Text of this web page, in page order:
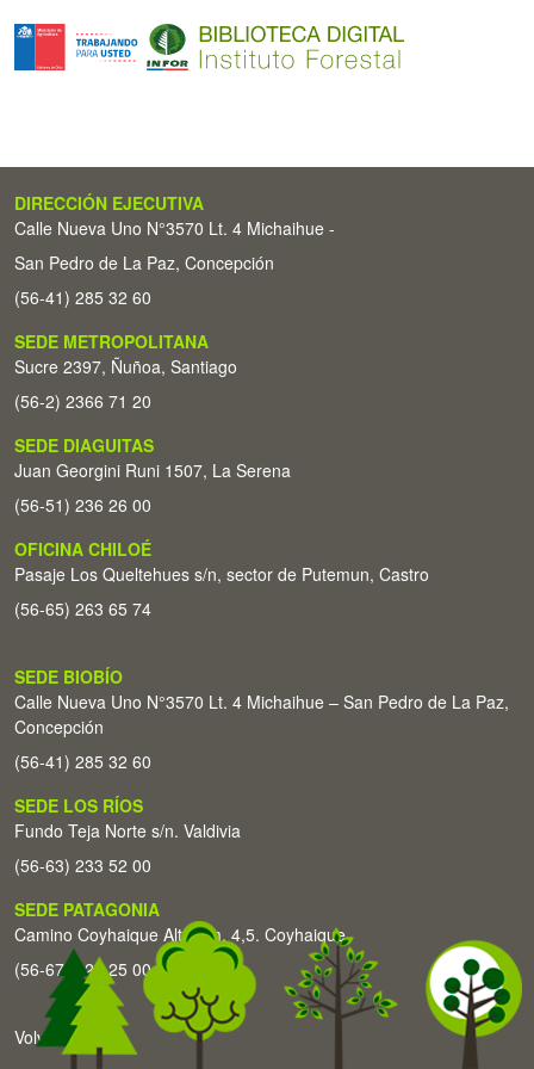
DIRECCIÓN EJECUTIVA
Calle Nueva Uno N°3570 Lt. 4 Michaihue -
San Pedro de La Paz, Concepción
(56-41) 285 32 60
SEDE METROPOLITANA
Sucre 2397, Ñuñoa, Santiago
(56-2) 2366 71 20
SEDE DIAGUITAS
Juan Georgini Runi 1507, La Serena
(56-51) 236 26 00
OFICINA CHILOÉ
Pasaje Los Queltehues s/n, sector de Putemun, Castro
(56-65) 263 65 74
SEDE BIOBÍO
Calle Nueva Uno N°3570 Lt. 4 Michaihue – San Pedro de La Paz,
Concepción
(56-41) 285 32 60
SEDE LOS RÍOS
Fundo Teja Norte s/n. Valdivia
(56-63) 233 52 00
SEDE PATAGONIA
Camino Coyhaique Alto Km. 4,5. Coyhaique
(56-67) 226 25 00
Volver arriba